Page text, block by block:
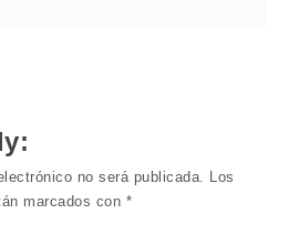
no será publicada. Los
marcados con *